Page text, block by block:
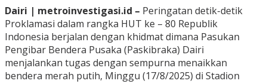
Dairi | metroinvestigasi.id – Peringatan detik-detik
Proklamasi dalam rangka HUT ke – 80 Republik
Indonesia berjalan dengan khidmat dimana Pasukan
Pengibar Bendera Pusaka (Paskibraka) Dairi
menjalankan tugas dengan sempurna menaikkan
bendera merah putih, Minggu (17/8/2025) di Stadion